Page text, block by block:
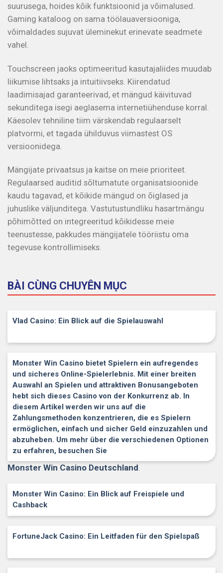
suurusega, hoides kõik funktsioonid ja võimalused.
Gaming kataloog on sama töölauaversiooniga,
võimaldades sujuvat üleminekut erinevate seadmete
vahel.
Touchscreen jaoks optimeeritud kasutajaliides muudab
liikumise lihtsaks ja intuitiivseks. Kiirendatud
laadimisajad garanteerivad, et mängud käivituvad
sekunditega isegi aeglasema internetiühenduse korral.
Käesolev tehniline tiim värskendab regulaarselt
platvormi, et tagada ühilduvus viimastest OS
versioonidega.
Mängijate privaatsus ja kaitse on meie prioriteet.
Regulaarsed auditid sõltumatute organisatsioonide
kaudu tagavad, et kõikide mängud on õiglased ja
juhuslike väljunditega. Vastutustundliku hasartmängu
põhimõtted on integreeritud kõikidesse meie
teenustesse, pakkudes mängijatele tööriistu oma
tegevuse kontrollimiseks.
BÀI CÙNG CHUYÊN MỤC
Vlad Casino: Ein Blick auf die Spielauswahl
Monster Win Casino bietet Spielern ein aufregendes
und sicheres Online-Spielerlebnis. Mit einer breiten
Auswahl an Spielen und attraktiven Bonusangeboten
hebt sich dieses Casino von der Konkurrenz ab. In
diesem Artikel werden wir uns auf die
Zahlungsmethoden konzentrieren, die es Spielern
ermöglichen, einfach und sicher Geld einzuzahlen und
abzuheben. Um mehr über die verschiedenen Optionen
zu erfahren, besuchen Sie
Monster Win Casino Deutschland
Monster Win Casino: Ein Blick auf Freispiele und
Cashback
FortuneJack Casino: Ein Leitfaden für den Spielspaß